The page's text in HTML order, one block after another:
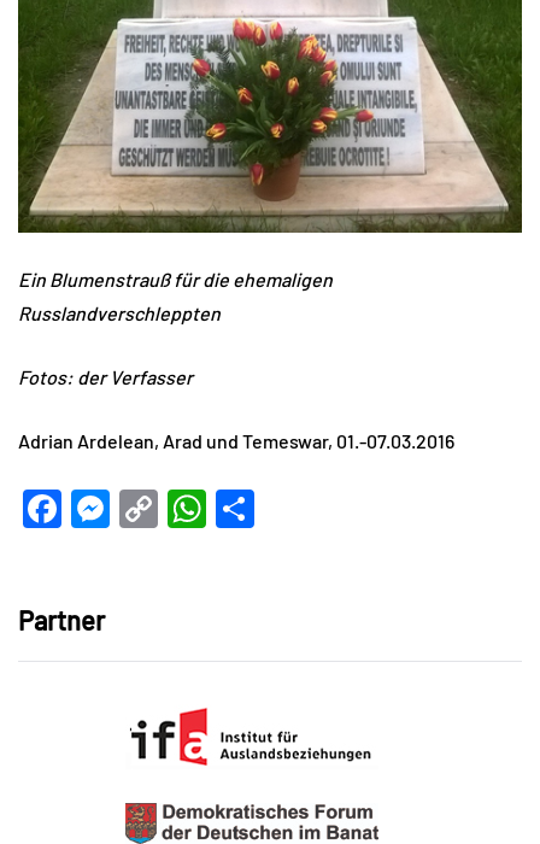
Ein Blumenstrauß für die ehemaligen
Russlandverschleppten
Fotos: der Verfasser
Adrian Ardelean, Arad und Temeswar, 01.-07.03.2016
Facebook
Messenger
CopyWhatsApp
Partner